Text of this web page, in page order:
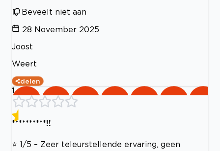
Beveelt niet aan
28 November 2025
Joost
Weert
delen
1
**********!!
⭐ 1/5 – Zeer teleurstellende ervaring, geen